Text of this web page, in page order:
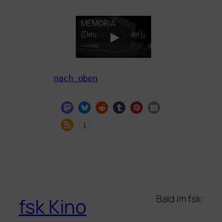
MEMORIA
(Deutscher Trailer)
nach oben
fsk Kino Bald im fsk: